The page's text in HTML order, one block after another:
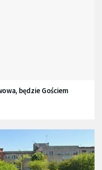
będzie Gościem